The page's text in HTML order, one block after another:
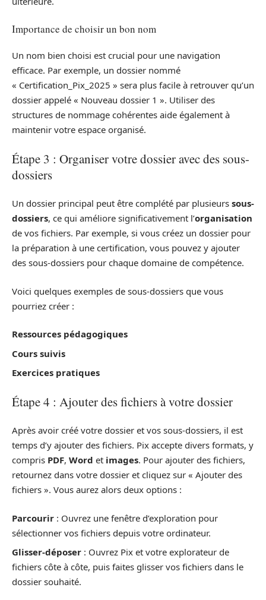
Importance de choisir un bon nom
Un nom bien choisi est crucial pour une navigation
efficace. Par exemple, un dossier nommé
« Certification_Pix_2025 » sera plus facile à retrouver qu’un
dossier appelé « Nouveau dossier 1 ». Utiliser des
structures de nommage cohérentes aide également à
maintenir votre espace organisé.
Étape 3 : Organiser votre dossier avec des sous-
dossiers
Un dossier principal peut être complété par plusieurs sous-
dossiers, ce qui améliore significativement l’organisation
de vos fichiers. Par exemple, si vous créez un dossier pour
la préparation à une certification, vous pouvez y ajouter
des sous-dossiers pour chaque domaine de compétence.
Voici quelques exemples de sous-dossiers que vous
pourriez créer :
Ressources pédagogiques
Cours suivis
Exercices pratiques
Étape 4 : Ajouter des fichiers à votre dossier
Après avoir créé votre dossier et vos sous-dossiers, il est
temps d’y ajouter des fichiers. Pix accepte divers formats, y
compris PDF, Word et images. Pour ajouter des fichiers,
retournez dans votre dossier et cliquez sur « Ajouter des
fichiers ». Vous aurez alors deux options :
Parcourir : Ouvrez une fenêtre d’exploration pour
sélectionner vos fichiers depuis votre ordinateur.
Glisser-déposer : Ouvrez Pix et votre explorateur de
fichiers côte à côte, puis faites glisser vos fichiers dans le
dossier souhaité.